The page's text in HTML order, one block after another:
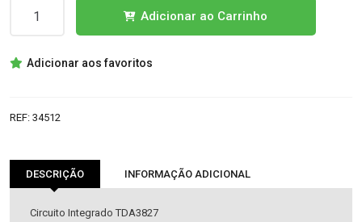
IC
Adicionar ao Carrinho
Adicionar aos favoritos
REF: 34512
DESCRIÇÃO INFORMAÇÃO ADICIONAL
Circuito Integrado TDA3827